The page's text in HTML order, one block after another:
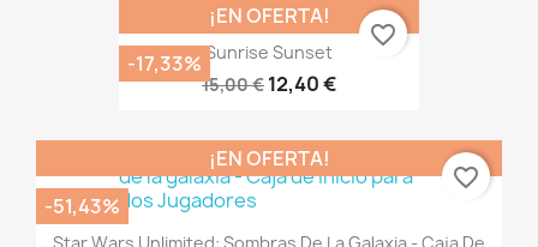
Sunrise Sunset
15,00 € 12,40 €
¡EN OFERTA!
-17,33%
favorite_border
¡EN OFERTA!
-51,43%
favorite_border